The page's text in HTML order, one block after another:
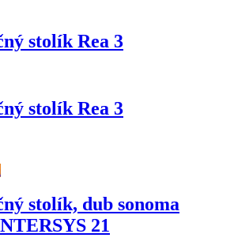
stolík Rea 3
stolík Rea 3
stolík, dub sonoma
21